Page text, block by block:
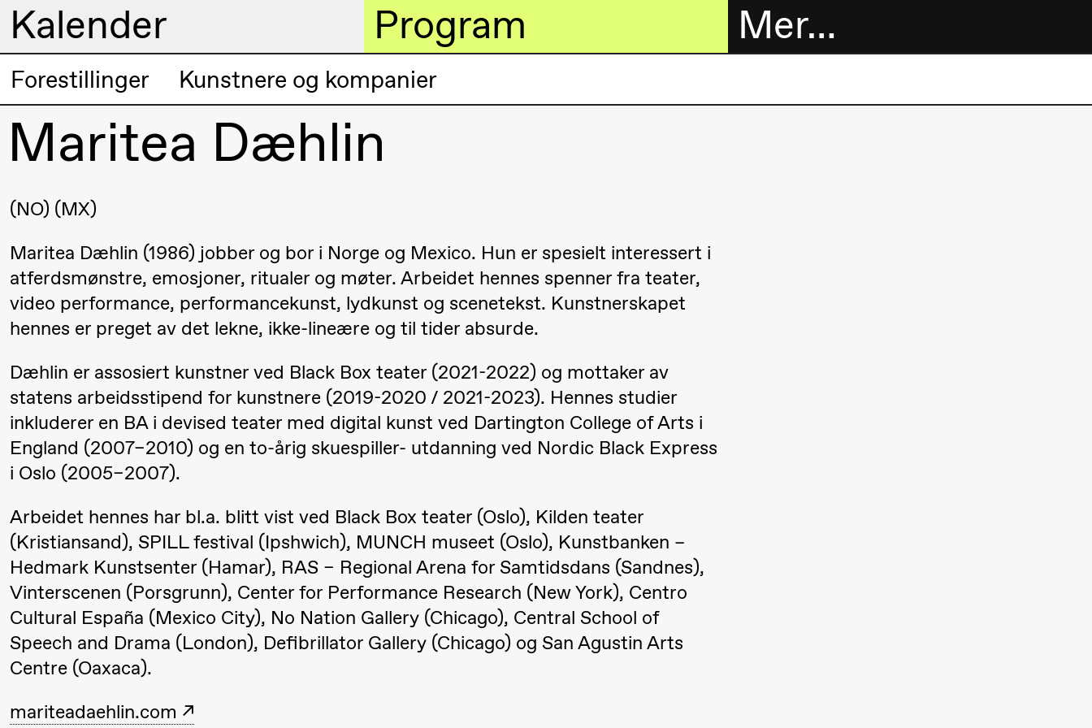
Mer…
Kalender
Torsdag 20. august
19.00
Pia Maria
Roll og
Mohamed
Fantasies
Lille scene (Black Box teater)
Fredag 21. august
Roll og
Mohamed
Mohamed
Male
Fantasies
Lille scene (Black Box teater)
Lørdag 22. august
19.00 Pia Maria
Roll og
Mohamed
Mohamed
Fantasies
Lille scene (Black Box teater)
Program
Kunstnerisk
program
Forestillinger Kunstnere og kompanier
Maritea Dæhlin
NO
MX
Maritea Dæhlin (1986) jobber og bor i Norge og Mexico. Hun er spesielt interessert i
atferdsmønstre, emosjoner, ritualer og møter. Arbeidet hennes spenner fra teater,
video performance, performancekunst, lydkunst og scenetekst. Kunstnerskapet
hennes er preget av det lekne, ikke-lineære og til tider absurde.
Dæhlin er assosiert kunstner ved Black Box teater (2021-2022) og mottaker av
statens arbeidsstipend for kunstnere (2019-2020 / 2021-2023). Hennes studier
inkluderer en BA i devised teater med digital kunst ved Dartington College of Arts i
England (2007–2010) og en to-årig skuespiller- utdanning ved Nordic Black Express
i Oslo (2005–2007).
Arbeidet hennes har bl.a. blitt vist ved Black Box teater (Oslo), Kilden teater
(Kristiansand), SPILL festival (Ipshwich), MUNCH museet (Oslo), Kunstbanken –
Hedmark Kunstsenter (Hamar), RAS – Regional Arena for Samtidsdans (Sandnes),
Vinterscenen (Porsgrunn), Center for Performance Research (New York), Centro
Cultural España (Mexico City), No Nation Gallery (Chicago), Central School of
Speech and Drama (London), Defibrillator Gallery (Chicago) og San Agustin Arts
Centre (Oaxaca).
mariteadaehlin.com